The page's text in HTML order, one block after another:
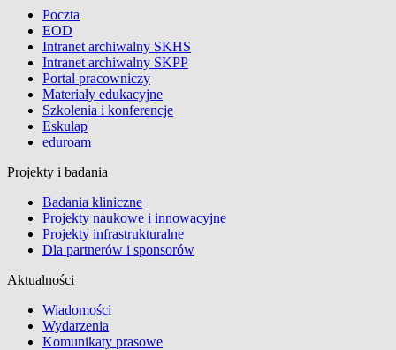
Poczta
EOD
Intranet archiwalny SKHS
Intranet archiwalny SKPP
Portal pracowniczy
Materiały edukacyjne
Szkolenia i konferencje
Eskulap
eduroam
Projekty i badania
Badania kliniczne
Projekty naukowe i innowacyjne
Projekty infrastrukturalne
Dla partnerów i sponsorów
Aktualności
Wiadomości
Wydarzenia
Komunikaty prasowe